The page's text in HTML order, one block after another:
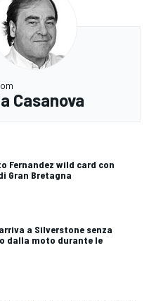
Casanova
Fernandez wild card con
Gran Bretagna
a Silverstone senza
dalla moto durante le